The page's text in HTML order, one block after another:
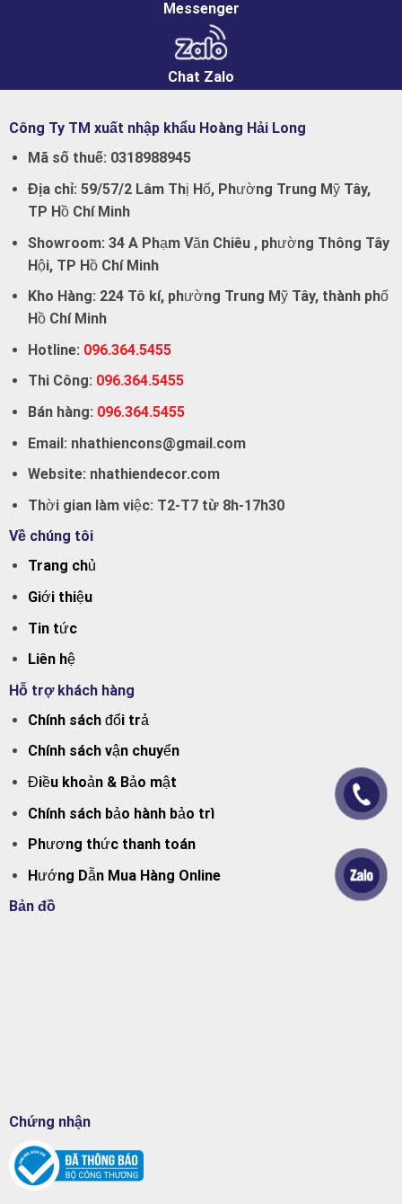
Messenger
Chat Zalo
Công Ty TM xuất nhập khẩu Hoàng Hải Long
Mã số thuế: 0318988945
Địa chỉ: 59/57/2 Lâm Thị Hố, Phường Trung Mỹ Tây,
TP Hồ Chí Minh
Showroom: 34 A Phạm Văn Chiêu , phường Thông Tây
Hội, TP Hồ Chí Minh
Kho Hàng: 224 Tô kí, phường Trung Mỹ Tây, thành phố
Hồ Chí Minh
Hotline: 096.364.5455
Thi Công: 096.364.5455
Bán hàng: 096.364.5455
Email: nhathiencons@gmail.com
Website: nhathiendecor.com
Thời gian làm việc: T2-T7 từ 8h-17h30
Về chúng tôi
Trang chủ
Giới thiệu
Tin tức
Liên hệ
Hỗ trợ khách hàng
Chính sách đổi trả
Chính sách vận chuyển
Điều khoản & Bảo mật
Chính sách bảo hành bảo trì
Phương thức thanh toán
Hướng Dẫn Mua Hàng Online
Bản đồ
Chứng nhận